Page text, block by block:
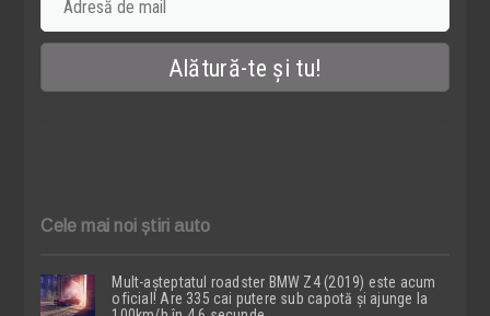
Cele mai noi știri auto
Mult-așteptatul roadster BMW Z4 (2019) este acum
oficial! Are 335 cai putere sub capotă și ajunge la